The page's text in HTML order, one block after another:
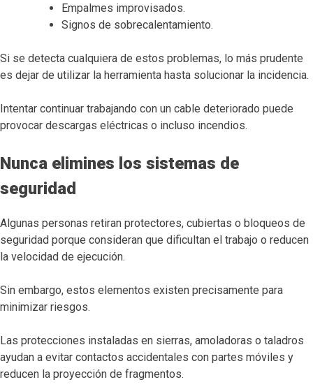
Empalmes improvisados.
Signos de sobrecalentamiento.
Si se detecta cualquiera de estos problemas, lo más prudente
es dejar de utilizar la herramienta hasta solucionar la incidencia.
Intentar continuar trabajando con un cable deteriorado puede
provocar descargas eléctricas o incluso incendios.
Nunca elimines los sistemas de
seguridad
Algunas personas retiran protectores, cubiertas o bloqueos de
seguridad porque consideran que dificultan el trabajo o reducen
la velocidad de ejecución.
Sin embargo, estos elementos existen precisamente para
minimizar riesgos.
Las protecciones instaladas en sierras, amoladoras o taladros
ayudan a evitar contactos accidentales con partes móviles y
reducen la proyección de fragmentos.